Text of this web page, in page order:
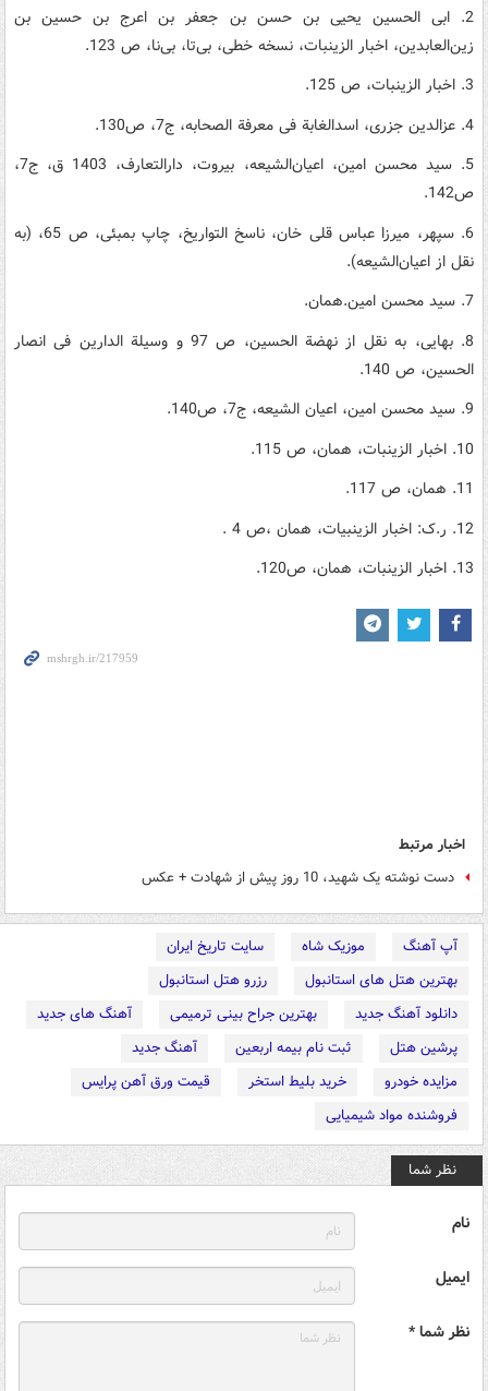
2. ابی الحسین یحیی بن حسن بن جعفر بن اعرج بن حسین بن
زین‌العابدین، اخبار الزینبات، نسخه خطی، بی‌تا، بی‌نا، ص 123.
3. اخبار الزینبات، ص 125.
4. عزالدین جزری، اسدالغابة فی معرفة الصحابه، ج7، ص130.
5. سید محسن امین، اعیان‌الشیعه، بیروت، دارالتعارف، 1403 ق، ج7،
ص142.
6. سپهر، میرزا عباس قلی خان، ناسخ التواریخ، چاپ بمبئی، ص 65، (به
نقل از اعیان‌الشیعه).
7. سید محسن امین.همان.
8. بهایی، به نقل از نهضة الحسین، ص 97 و وسیلة الدارین فی انصار
الحسین، ص 140.
9. سید محسن امین، اعیان الشیعه، ج7، ص140.
10. اخبار الزینبات، همان، ص 115.
11. همان، ص 117.
12. ر.ک: اخبار الزینبیات، همان ،ص 4 .
13. اخبار الزینبات، همان، ص120.
اخبار مرتبط
دست نوشته یک شهید، 10 روز پیش از شهادت + عکس
آپ آهنگ موزیک شاه
سایت تاریخ ایران
بهترین هتل های استانبول
رزرو هتل استانبول
دانلود آهنگ جدید
بهترین جراح بینی ترمیمی
آهنگ های جدید
پرشین هتل
ثبت نام بیمه اربعین
آهنگ جدید
مزایده خودرو
خرید بلیط استخر
قیمت ورق آهن پرایس
فروشنده مواد شیمیایی
نظر شما
نام
ایمیل
نظر شما *